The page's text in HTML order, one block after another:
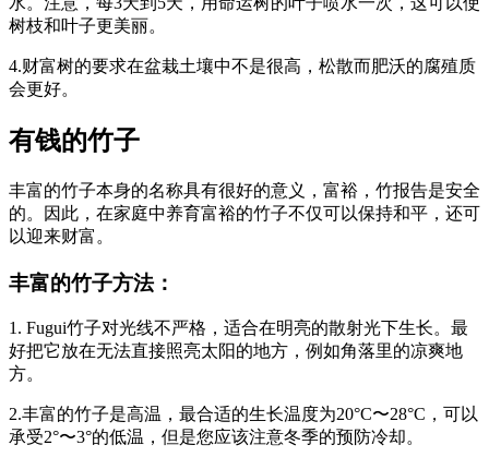
树枝和叶子更美丽。
4.财富树的要求在盆栽土壤中不是很高，松散而肥沃的腐殖质
会更好。
有钱的竹子
丰富的竹子本身的名称具有很好的意义，富裕，竹报告是安全
的。因此，在家庭中养育富裕的竹子不仅可以保持和平，还可
以迎来财富。
丰富的竹子方法：
1. Fugui竹子对光线不严格，适合在明亮的散射光下生长。最
好把它放在无法直接照亮太阳的地方，例如角落里的凉爽地
方。
2.丰富的竹子是高温，最合适的生长温度为20°C〜28°C，可以
承受2°〜3°的低温，但是您应该注意冬季的预防冷却。